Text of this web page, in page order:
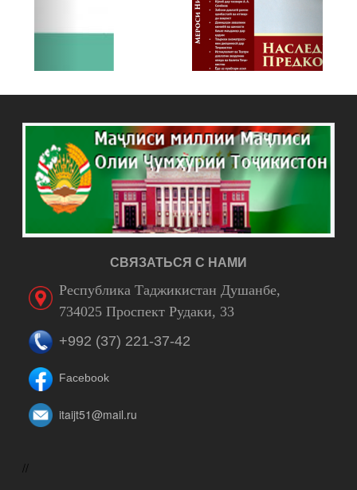
СВЯЗАТЬСЯ С НАМИ
Республика Таджикистан Душанбе,
734025 Проспект Рудаки, 33
+992 (37) 221-37-42
Facebook
itaijt51@mail.ru
//